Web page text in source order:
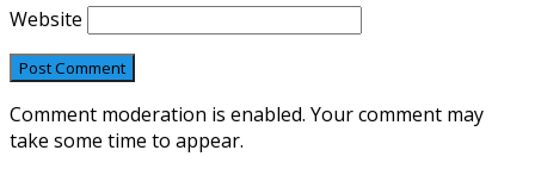
Website
Comment moderation is enabled. Your comment may
take some time to appear.